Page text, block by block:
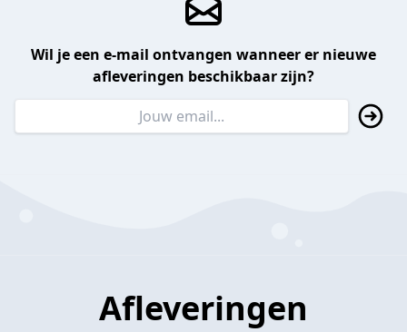
Wil je een e-mail ontvangen wanneer er nieuwe
afleveringen beschikbaar zijn?
Afleveringen